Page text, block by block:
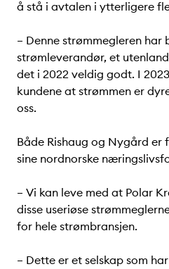
å stå i avtalen i ytterligere
– Denne strømmegleren har
strømleverandør, et
det i 2022 veldig godt. I
kundene at strømmen er
oss.
Både Rishaug og Nygård
sine nordnorske
– Vi kan leve med at Polar
disse useriøse
for hele strømbransjen.
– Dette er et selskap som